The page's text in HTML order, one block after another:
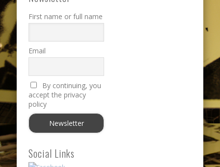
First name or full name
Email
By continuing, you
accept the privacy
policy
Social Links